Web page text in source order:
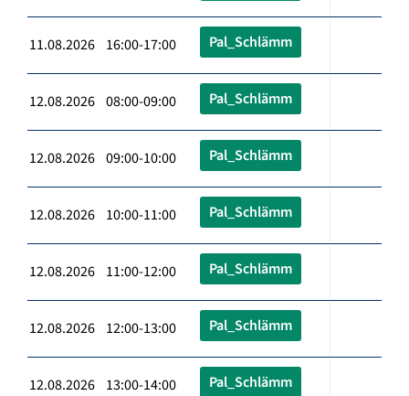
11.08.2026 16:00-17:00 Pal_Schlämm
12.08.2026 08:00-09:00 Pal_Schlämm
12.08.2026 09:00-10:00 Pal_Schlämm
12.08.2026 10:00-11:00 Pal_Schlämm
12.08.2026 11:00-12:00 Pal_Schlämm
12.08.2026 12:00-13:00 Pal_Schlämm
12.08.2026 13:00-14:00 Pal_Schlämm